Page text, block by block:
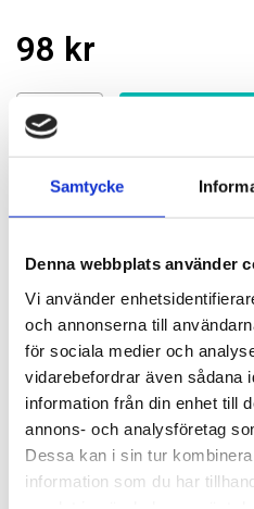
Samtycke
Denna webbplats använder
Vi använder
och annonserna till
för sociala medier och
vidarebefordrar även sådana
information från din enhet till
annons- och analysföretag
Dessa kan i sin tur
information som du har
98 kr
Passande
WERVAC stålrör
99106011
1 126 kr
WERVAC
99106005